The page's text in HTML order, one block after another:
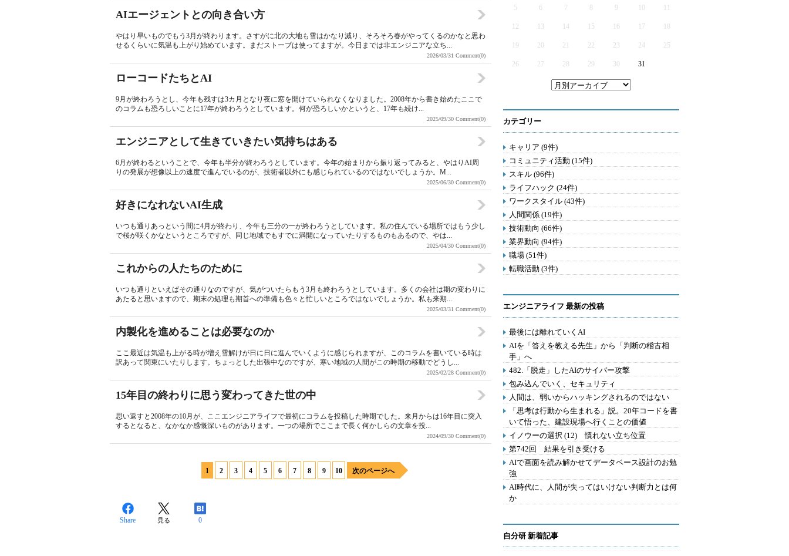
AIエージェントとの向き合い方
やはり早いものでもう3月が終わります。さすがに北の大地も雪はかなり減り、そろそろ春がやってくるのかなと思わ
せるくらいに気温も上がり始めています。まだストーブは使ってますが。今日までは非エンジニアな立ち...
2026/03/31 Comment(0)
ローコードたちとAI
9月が終わろうとし、今年も残すは3カ月となり夜に窓を開けていられなくなりました。2008年から書き始めたここで
のコラムも恐ろしいことに17年が終わろうとしています。何が恐ろしいかというと、17年も続け...
2025/09/30 Comment(0)
エンジニアとして生きていきたい気持ちはある
6月が終わるということで、今年も半分が終わろうとしています。今年の始まりから振り返ってみると、やはりAI周
りの発展が想像以上の速度で進んでいるのが、技術者以外にも感じられているのではないでしょうか。M...
2025/06/30 Comment(0)
好きになれないAI生成
いつも通りあっという間に4月が終わり、今年も三分の一が終わろうとしています。私の住んでいる場所ではもう少し
で桜が咲くかなというところですが、同じ地域でもすでに満開になっていたりするものもあるので、やは...
2025/04/30 Comment(0)
これからの人たちのために
いつも通りといえばその通りなのですが、気がついたらもう3月も終わろうとしています。多くの会社は期の変わりに
あたると思いますので、期末の処理も期首への準備も色々と忙しいところではないでしょうか。私も来期...
2025/03/31 Comment(0)
内製化を進めることは必要なのか
ここ最近は気温も上がる時が増え雪解けが日に日に進んでいくように感じられますが、このコラムを書いている時は
訳あって関東にいたりします。ちょっとした出張中なのですが、寒い地域の人間がこの時期の移動でどうし...
2025/02/28 Comment(0)
15年目の終わりに思う変わってきた世の中
思い返すと2008年の10月が、ここエンジニアライフで最初にコラムを投稿した時期でした。来月からは16年目に突入
するとなると、なかなか感慨深いものがあります。一つの場所でここまで長く何かしらの文章を投...
2024/09/30 Comment(0)
1 2 3 4 5 6 7 8 9 10 次のページへ
Share 見る 0
5 6 7 9
12 13 14 15 16 17
19 20 21 22 23 24 25
26 27 28 29 30 31
カテゴリー
キャリア (9件)
コミュニティ活動 (15件)
スキル (96件)
ライフハック (24件)
ワークスタイル (43件)
人間関係 (19件)
技術動向 (66件)
業界動向 (94件)
職場 (51件)
転職活動 (3件)
エンジニアライフ 最新の投稿
最後には離れていくAI
AIを「答えを教える先生」から「判断の稽古相
手」へ
482.「脱走」したAIのサイバー攻撃
包み込んでいく、セキュリティ
人間は、弱いからハッキングされるのではない
「思考は行動から生まれる」説。20年コードを書
いて悟った、建設現場へ行くことの価値
イノウーの選択 (12) 慣れない立ち位置
第742回 結果を引き受ける
AIで画面を読み解かせてデータベース設計のお勉
強
AI時代に、人間が失ってはいけない判断力とは何
か
自分研 新着記事